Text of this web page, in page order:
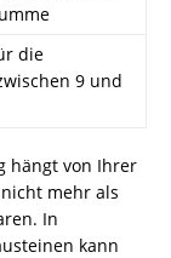
die
9 und
hängt von Ihrer
mehr als
In
kann